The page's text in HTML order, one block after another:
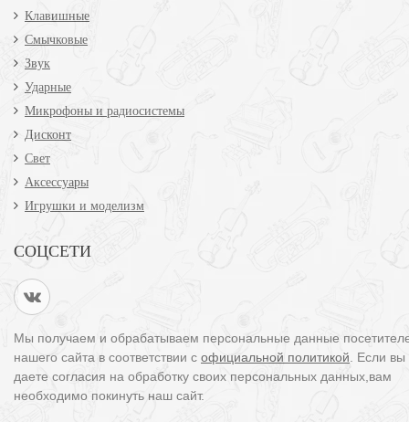
Клавишные
Смычковые
Звук
Ударные
Микрофоны и радиосистемы
Дисконт
Свет
Аксессуары
Игрушки и моделизм
СОЦСЕТИ
Мы получаем и обрабатываем персональные данные
нашего сайта в соответствии с официальной политикой . Если
даете согласия на обработку своих персональных данных,вам
необходимо покинуть наш сайт.